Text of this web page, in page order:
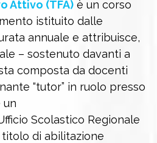
Attivo (TFA)è un corso
istituito dalle
annuale e attribuisce,
– sostenuto davanti a
composta da docenti
“tutor” in ruolo presso
un
Scolastico Regionale
titolo di abilitazione